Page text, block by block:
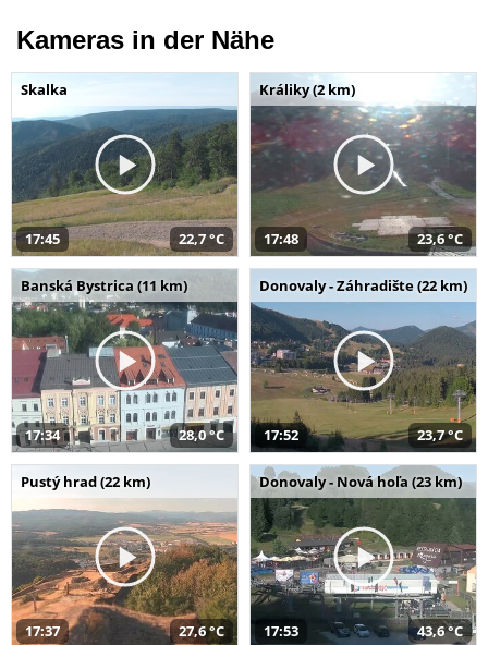
Kameras in der Nähe
Skalka
17:45 22,7 °C
Králiky (2 km)
17:48 23,6 °C
Banská Bystrica (11 km)
17:34 28,0 °C
Donovaly - Záhradište (22 km)
17:52 23,7 °C
Pustý hrad (22 km)
17:37 27,6 °C
Donovaly - Nová hoľa (23 km)
17:53 43,6 °C